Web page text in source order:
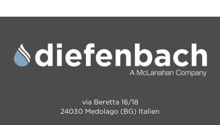
via Beretta 16/18
24030 Medolago (BG) Italien